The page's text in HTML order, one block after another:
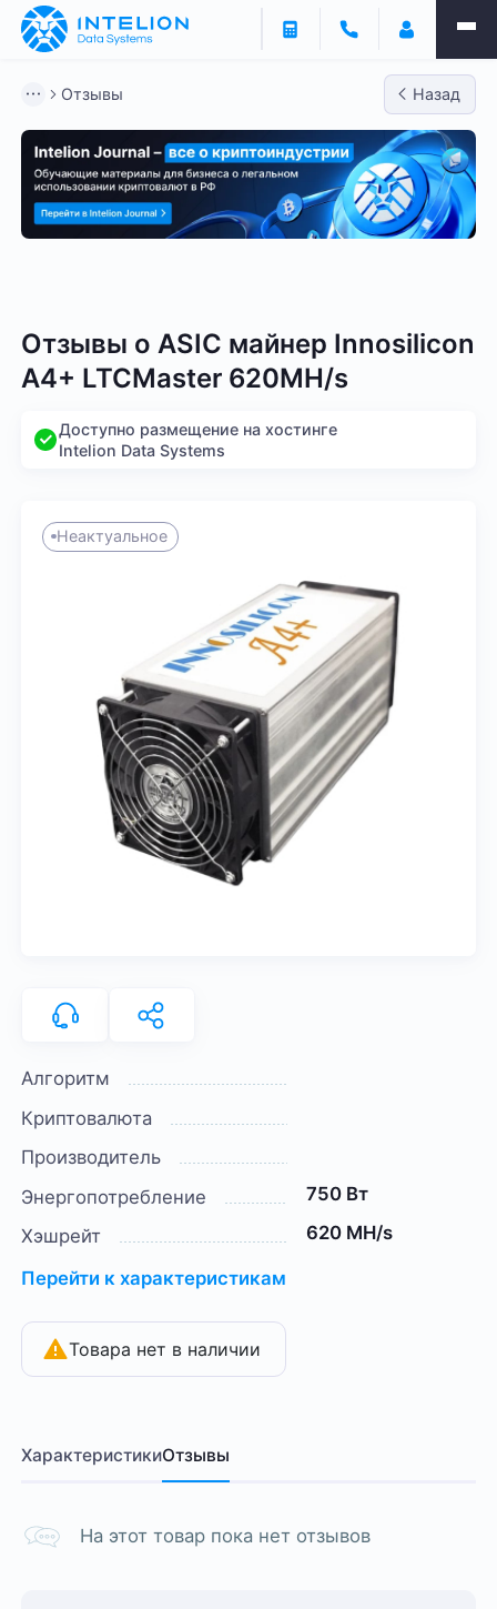
Отзывы Назад
Отзывы о ASIC майнер Innosilicon
A4+ LTCMaster 620MH/s
Доступно размещение на хостинге
Intelion Data Systems
Неактуальное
Алгоритм
Криптовалюта
Производитель
Энергопотребление
750 Вт
Хэшрейт
620 MH/s
Перейти к характеристикам
Товара нет в наличии
ХарактеристикиОтзывы
На этот товар пока нет отзывов